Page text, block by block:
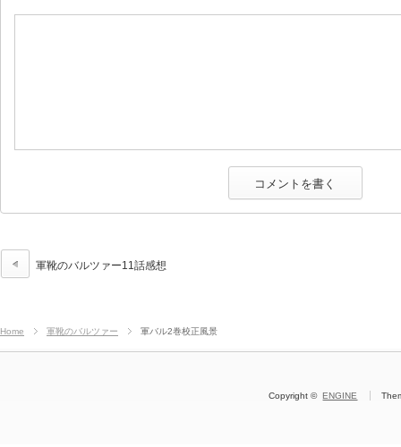
軍靴のバルツァー11話感想
Home 軍靴のバルツァー 軍バル2巻校正風景
Copyright ©ENGINE